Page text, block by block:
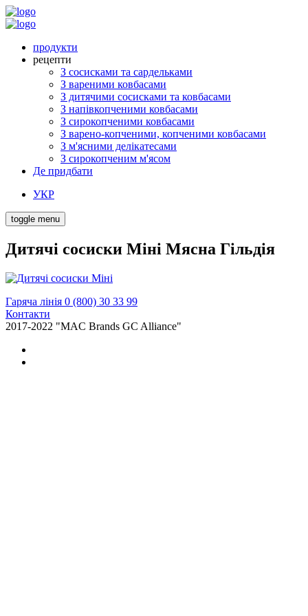
продукти
рецепти
З сосисками та сардельками
З вареними ковбасами
З дитячими сосисками та ковбасами
З напівкопченими ковбасами
З сирокопченими ковбасами
З варено-копченими, копченими ковбасами
З м'ясними делікатесами
З сирокопченим м'ясом
Де придбати
УКР
toggle menu
Дитячі сосиски Міні Мясна Гільдія
Гаряча лінія 0 (800) 30 33 99
Контакти
2017-2022 "MAC Brands GC Alliance"